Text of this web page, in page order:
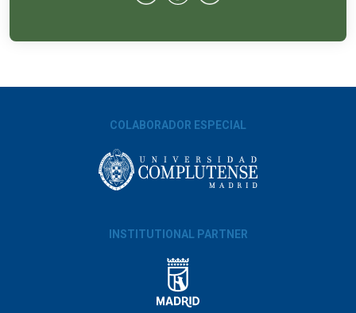
COLABORADOR ESPECIAL
INSTITUTIONAL PARTNER